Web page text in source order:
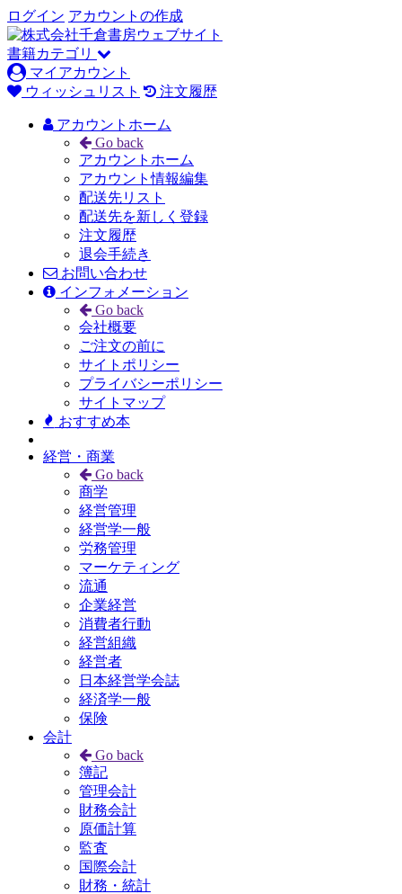
ログイン アカウントの作成
書籍カテゴリ
マイアカウント
ウィッシュリスト
注文履歴
アカウントホーム
Go back
アカウントホーム
アカウント情報編集
配送先リスト
配送先を新しく登録
注文履歴
退会手続き
お問い合わせ
インフォメーション
Go back
会社概要
ご注文の前に
サイトポリシー
プライバシーポリシー
サイトマップ
おすすめ本
経営・商業
Go back
商学
経営管理
経営学一般
労務管理
マーケティング
流通
企業経営
消費者行動
経営組織
経営者
日本経営学会誌
経済学一般
保険
会計
Go back
簿記
管理会計
財務会計
原価計算
監査
国際会計
財務・統計